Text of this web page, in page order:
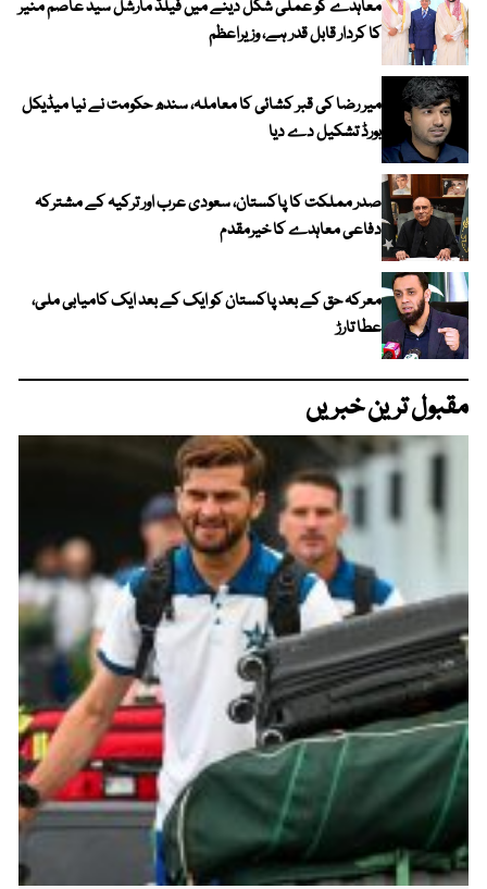
معاہدے کو عملی شکل دینے میں فیلڈ مارشل سید عاصم منیر
کا کردار قابل قدر ہے، وزیراعظم
میر رضا کی قبر کشائی کا معاملہ، سندھ حکومت نے نیا میڈیکل
بورڈ تشکیل دے دیا
صدر مملکت کا پاکستان، سعودی عرب اور ترکیہ کے مشترکہ
دفاعی معاہدے کا خیرمقدم
معرکہ حق کے بعد پاکستان کو ایک کے بعد ایک کامیابی ملی،
عطا تارڑ
مقبول ترین خبریں